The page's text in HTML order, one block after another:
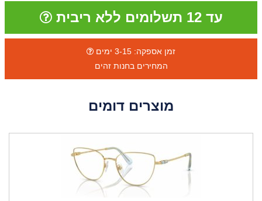
עד 12 תשלומים ללא ריבית
זמן אספקה: 3-15 ימים
המחירים בחנות זהים
מוצרים דומים